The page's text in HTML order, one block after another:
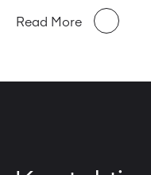
Read More